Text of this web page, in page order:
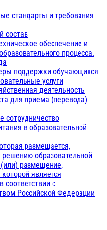
стандарты и требования
состав
обеспечение и
процесса.
поддержки обучающихся
услуги
деятельность
для приема (перевода)
сотрудничество
в образовательной
размещается,
решению образовательной
(или) размещение,
является
соответствии с
Российской Федерации